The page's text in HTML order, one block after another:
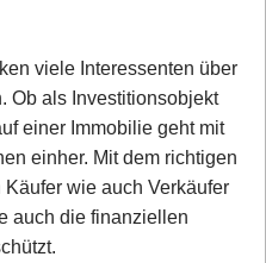
viele Interessenten über
Ob als Investitionsobjekt
einer Immobilie geht mit
einher. Mit dem richtigen
wie auch Verkäufer
auch die finanziellen